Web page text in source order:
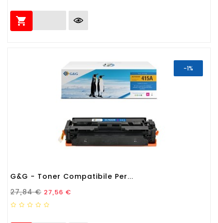

-1%
G&G - Toner Compatibile Per...
Prezzo Standard
27,84 € Prezzo
27,56 €